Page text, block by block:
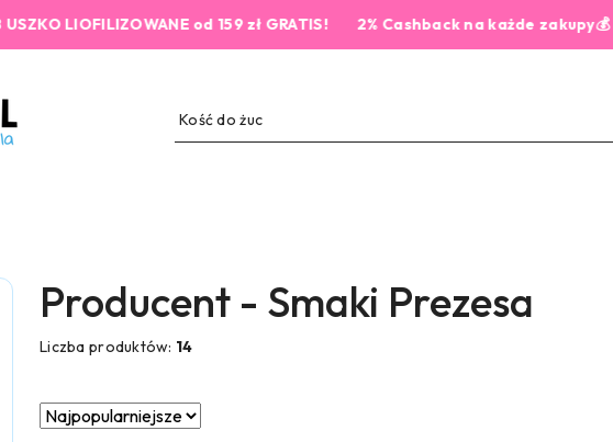
od 159 zł GRATIS! 2% Cashback na każde zakupy💰
Producent - Smaki Prezesa
Liczba produktów: 14
Zastosowano
Sortuj